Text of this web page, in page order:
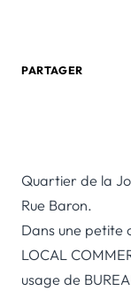
PARTAGER
Quartier de la
Rue Baron.
Dans une petite
LOCAL
usage de